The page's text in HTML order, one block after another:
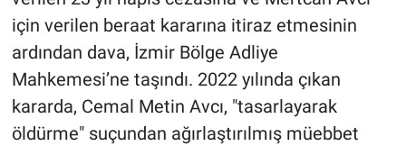
için verilen beraat kararına itiraz etmesinin
ardından dava, İzmir Bölge Adliye
Mahkemesi’ne taşındı. 2022 yılında çıkan
kararda, Cemal Metin Avcı, "tasarlayarak
öldürme" suçundan ağırlaştırılmış müebbet